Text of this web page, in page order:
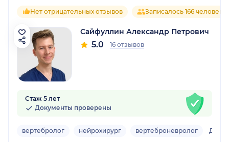
Нет отрицательных отзывов Записалось 166 человек
Сайфуллин Александр Петрович
5.0 16 отзывов
Стаж 5 лет
Документы проверены
вертебролог нейрохирург вертеброневролог